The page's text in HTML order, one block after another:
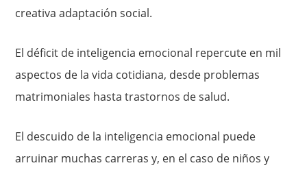
creativa adaptación social.
El déficit de inteligencia emocional repercute en mil
aspectos de la vida cotidiana, desde problemas
matrimoniales hasta trastornos de salud.
El descuido de la inteligencia emocional puede
arruinar muchas carreras y, en el caso de niños y